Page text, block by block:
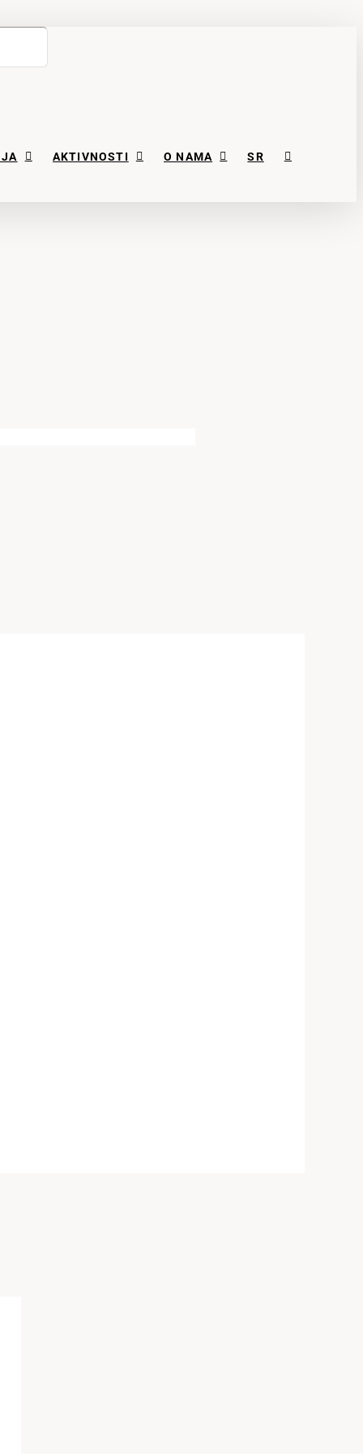
AKTIVNOSTI O NAMA SR